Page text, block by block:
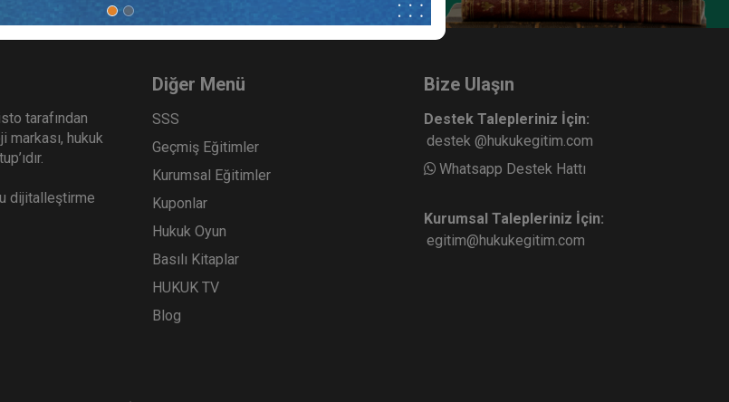
İş Hukuku
İş Yargılaması ve Usul Hukuku -
III. İş Hukuku Kongresi - I. Oturum
360
TL
İş Hukukunda Genel Konular - III.
İş Hukuku Kongresi - II. Oturum
360
Aristo Yayınevi
tarafından
markası, hukuk
dijitalleştirme
Diğer Menü
SSS
Geçmiş Eğitimler
Kurumsal Eğitimler
Kuponlar
Hukuk Oyun
Basılı Kitaplar
HUKUK TV
Blog
Bize Ulaşın
Destek Talepleriniz İçin:
destek @hukukegitim.com
Whatsapp Destek Hattı
Kurumsal Talepleriniz İçin:
egitim@hukukegitim.com